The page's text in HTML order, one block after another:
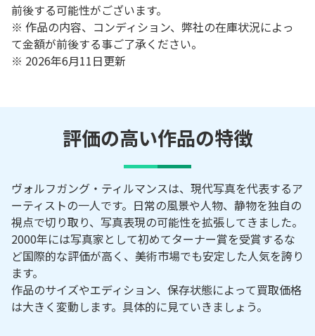
前後する可能性がございます。
※ 作品の内容、コンディション、弊社の在庫状況によっ
て金額が前後する事ご了承ください。
※ 2026年6月11日更新
評価の高い作品の特徴
ヴォルフガング・ティルマンスは、現代写真を代表するア
ーティストの一人です。日常の風景や人物、静物を独自の
視点で切り取り、写真表現の可能性を拡張してきました。
2000年には写真家として初めてターナー賞を受賞するな
ど国際的な評価が高く、美術市場でも安定した人気を誇り
ます。
作品のサイズやエディション、保存状態によって買取価格
は大きく変動します。具体的に見ていきましょう。